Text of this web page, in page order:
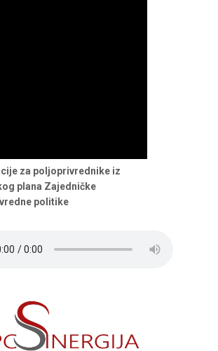
za poljoprivrednike iz
plana Zajedničke
politike